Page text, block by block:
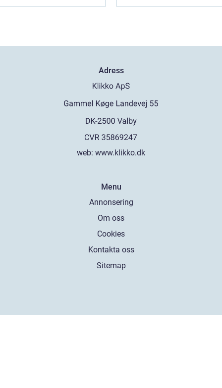
Adress
web: www.klikko.dk
Menu
Annonsering
Om oss
Cookies
Kontakta oss
Sitemap